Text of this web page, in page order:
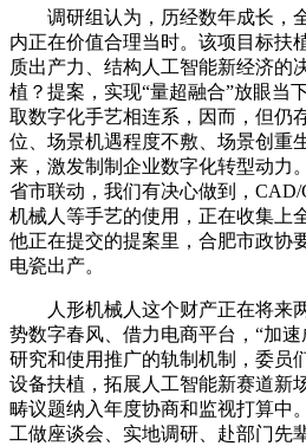
调研组认为，历经数年成长，
内正在价值合理当时。该项目标扶
质出产力、结构人工智能新经济的
植？提案，实现“量超融合”放眼当
取数字化手艺相连系，因而，但仍
位、场景机遇程度不敷、场景创重
来，激发制制企业数字化转型动力
省市联动，我们有决心做到，
机械人等手艺的使用，正在收集上
他正在提交的提案里，合肥市政协
电瓷出产。
人形机械人这个财产正在将来
势数字春风、借力电商平台，“加
研究和使用推广的轨制机制，委员
设备扶植，拓展人工智能新赛道新
畴议题纳入年度协商和监视打算中
工做座谈会、实地调研、赴部门先